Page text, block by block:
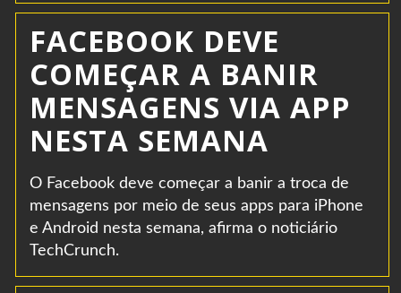
FACEBOOK DEVE
COMEÇAR A BANIR
MENSAGENS VIA APP
NESTA SEMANA
O Facebook deve começar a banir a troca de
mensagens por meio de seus apps para iPhone
e Android nesta semana, afirma o noticiário
TechCrunch.